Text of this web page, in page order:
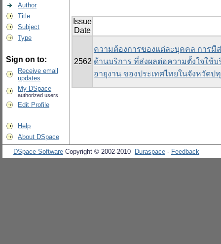
Author
Title
Subject
Type
Sign on to:
Receive email
updates
My DSpace
authorized users
Edit Profile
Help
About DSpace
Issue
Date
2562
ความต้องการของแต่ละบุคคล การ
ด้านบริการ ที่ส่งผลต่อความตั้งใจใช้
อายุงาน ของประเทศไทยในจังหวัดป
DSpace Software Copyright © 2002-2010 Duraspace - Feedback